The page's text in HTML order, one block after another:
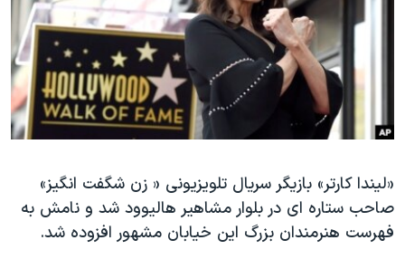
فرهنگ و زندگی
حقوق شهروندی
اقتصادی
علم و فناوری
گالری عکس
آرشیو پخش زنده
انتخابات ریاست جمهوری آمریکا ۲۰۲۴
حمله جمهوری اسلامی به اسرائیل
رمز مهسا
اعتراضات زن، زندگی، آزادی
مجموعه مستندهای دادخواهی
تریبونال مردمی آبان ۹۸
زبانهای مختلف
«لیندا کارتر» بازیگر سریال تلویزیونی « زن شگفت انگیز»
صاحب ستاره ای در بلوار مشاهیر هالیوود شد و نامش به
فهرست هنرمندان بزرگ این خیابان مشهور افزوده شد.